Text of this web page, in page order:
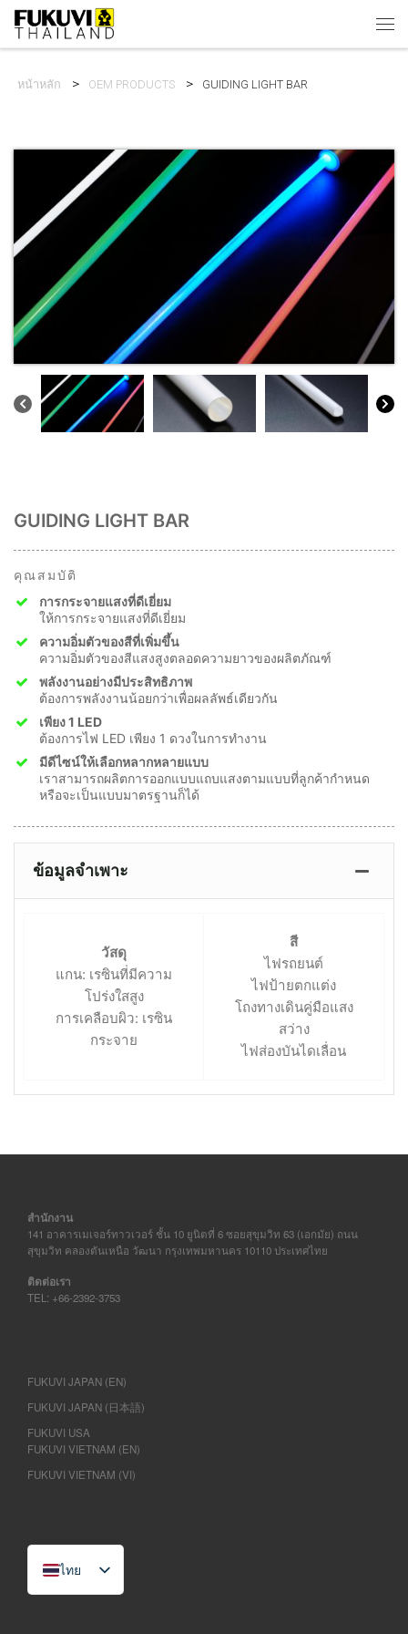
Skip to content
หน้าหลัก OEM PRODUCTS GUIDING LIGHT BAR
GUIDING LIGHT BAR
คุณสมบัติ
การกระจายแสงที่ดีเยี่ยม
ให้การกระจายแสงที่ดีเยี่ยม
ความอิ่มตัวของสีที่เพิ่มขึ้น
ความอิ่มตัวของสีแสงสูงตลอดความยาวของผลิตภัณฑ์
พลังงานอย่างมีประสิทธิภาพ
ต้องการพลังงานน้อยกว่าเพื่อผลลัพธ์เดียวกัน
เพียง 1 LED
ต้องการไฟ LED เพียง 1 ดวงในการทำงาน
มีดีไซน์ให้เลือกหลากหลายแบบ
เราสามารถผลิตการออกแบบแถบแสงตามแบบที่ลูกค้ากำหนด
หรือจะเป็นแบบมาตรฐานก็ได้
ข้อมูลจำเพาะ
วัสดุ
แกน: เรซินที่มีความ
โปร่งใสสูง
การเคลือบผิว: เรซิน
กระจาย
สี
ไฟรถยนต์
ไฟป้ายตกแต่ง
โถงทางเดินคู่มือแสง
สว่าง
ไฟส่องบันไดเลื่อน
สำนักงาน
141 อาคารเมเจอร์ทาวเวอร์ ชั้น 10 ยูนิตที่ 6 ซอยสุขุมวิท 63 (เอกมัย) ถนน
สุขุมวิท คลองตันเหนือ วัฒนา กรุงเทพมหานคร 10110 ประเทศไทย
ติดต่อเรา
TEL: +66-2392-3753
FUKUVI JAPAN (EN)
FUKUVI JAPAN (日本語)
FUKUVI USA
FUKUVI VIETNAM (EN)
FUKUVI VIETNAM (VI)
ไทย